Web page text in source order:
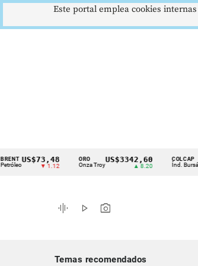
Cintillo
indicadores
económicos
US$73,48
▼ 1.12
ORO
Onza Troy
US$3342,60 COLCAP
Índ. Bursátil
graphic_eq play_arrow photo_camera
Temas recomendados
Este portal emplea cookies